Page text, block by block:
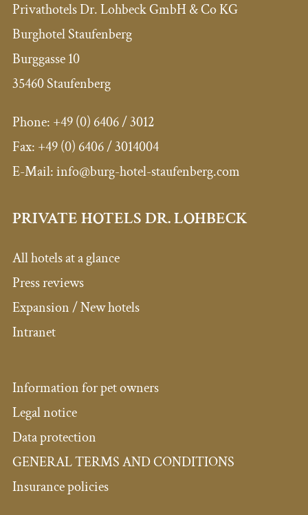
Privathotels Dr. Lohbeck GmbH & Co KG
Burghotel Staufenberg
Burggasse 10
35460 Staufenberg
Phone: +49 (0) 6406 / 3012
Fax: +49 (0) 6406 / 3014004
E-Mail: info@burg-hotel-staufenberg.com
PRIVATE HOTELS DR. LOHBECK
All hotels at a glance
Press reviews
Expansion / New hotels
Intranet
Information for pet owners
Legal notice
Data protection
GENERAL TERMS AND CONDITIONS
Insurance policies